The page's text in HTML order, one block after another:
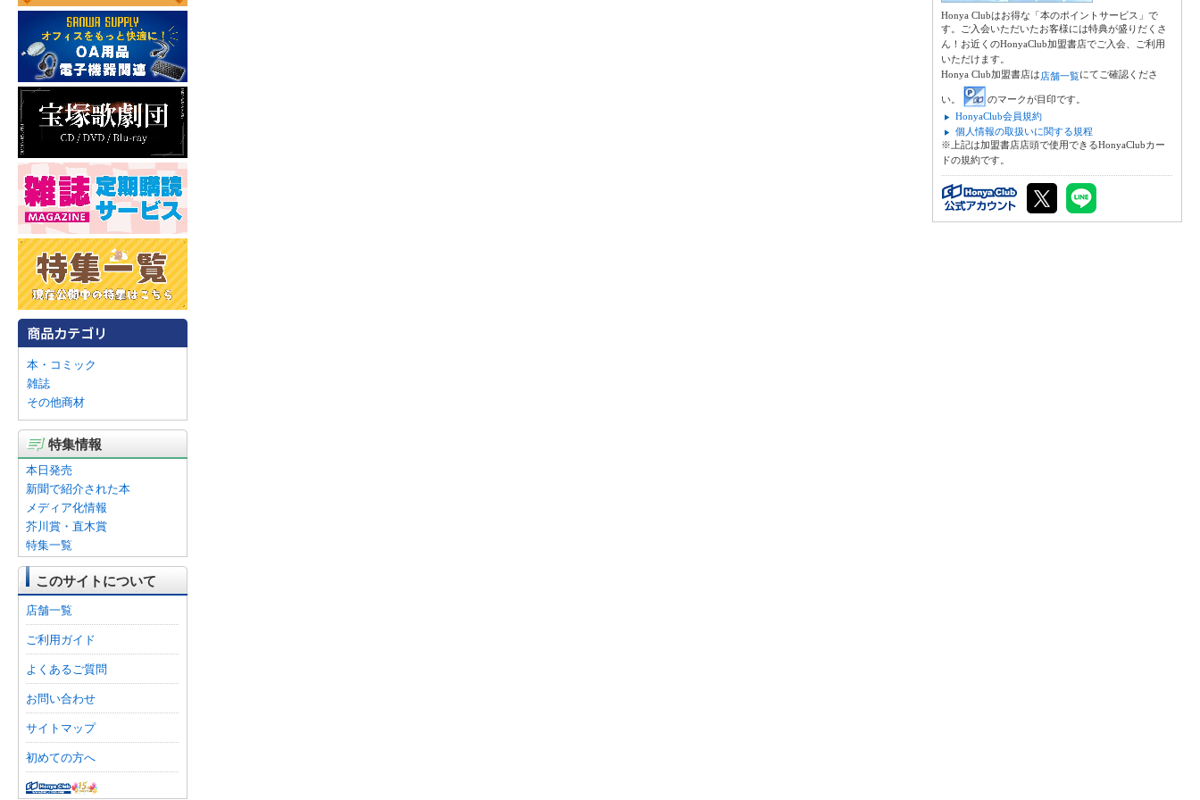
本・コミック
雑誌
その他商材
特集情報
本日発売
新聞で紹介された本
メディア化情報
芥川賞・直木賞
特集一覧
このサイトについて
店舗一覧
ご利用ガイド
よくあるご質問
お問い合わせ
サイトマップ
初めての方へ
Honya Clubはお得な「本のポイントサービス」で
す。ご入会いただいたお客様には特典が盛りだくさ
ん！お近くのHonyaClub加盟書店でご入会、ご利用
いただけます。
Honya Club加盟書店は店舗一覧にてご確認くださ
い。
のマークが目印です。
HonyaClub会員規約
個人情報の取扱いに関する規程
※上記は加盟書店店頭で使用できるHonyaClubカー
ドの規約です。